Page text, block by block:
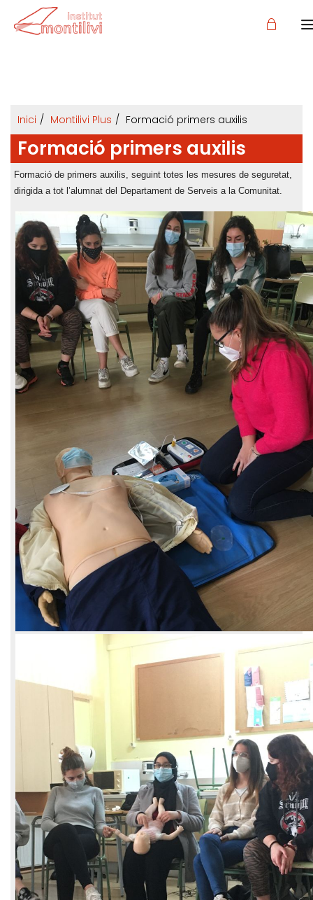
Inici Montilivi Plus Formació primers auxilis
Formació primers auxilis
Formació de primers auxilis, seguint totes les mesures de seguretat,
dirigida a tot l’alumnat del Departament de Serveis a la Comunitat.